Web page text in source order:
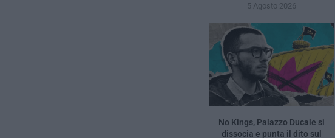
5 Agosto 2026
No Kings, Palazzo Ducale si
dissocia e punta il dito sul